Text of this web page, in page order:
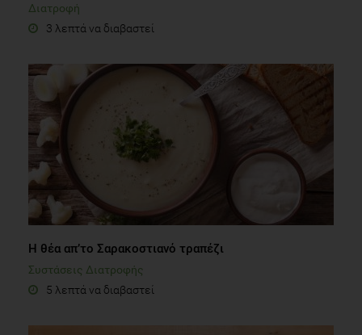
Διατροφή
3 λεπτά να διαβαστεί
Η θέα απ’το Σαρακοστιανό τραπέζι
Συστάσεις Διατροφής
5 λεπτά να διαβαστεί